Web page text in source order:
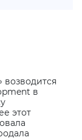
в
этот